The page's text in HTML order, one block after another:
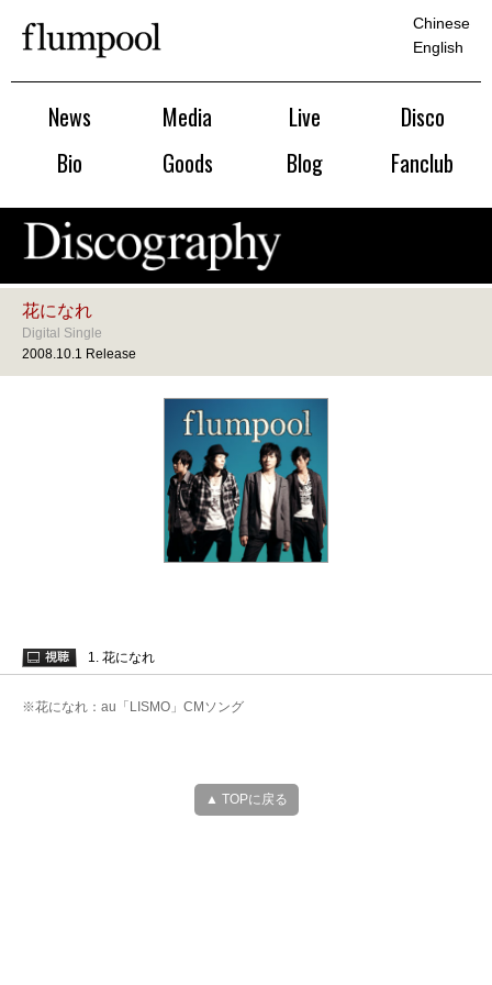
News Media Live
Disco
Bio
Goods Blog Fanclub
Chinese
English
花になれ
Digital Single
2008.10.1 Release
1. 花になれ
※花になれ：au「LISMO」CMソング
▲ TOPに戻る